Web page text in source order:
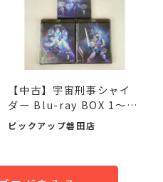
【中古】宇宙刑事シャイ
ダー Blu-ray BOX 1～3
デ...
ピックアップ磐田店